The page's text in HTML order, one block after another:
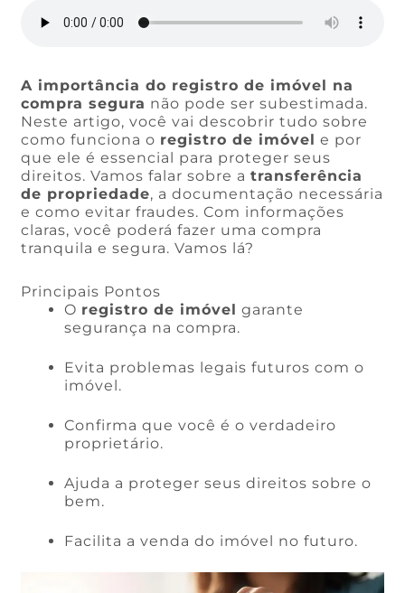
A importância do registro de imóvel na
compra segura não pode ser subestimada.
Neste artigo, você vai descobrir tudo sobre
como funciona o registro de imóvel e por
que ele é essencial para proteger seus
direitos. Vamos falar sobre atransferência
de propriedade, a documentação necessária
e como evitar fraudes. Com informações
claras, você poderá fazer uma compra
tranquila e segura. Vamos lá?
Principais Pontos
O registro de imóvel garante
segurança na compra.
Evita problemas legais futuros com o
imóvel.
Confirma que você é o verdadeiro
proprietário.
Ajuda a proteger seus direitos sobre o
bem.
Facilita a venda do imóvel no futuro.